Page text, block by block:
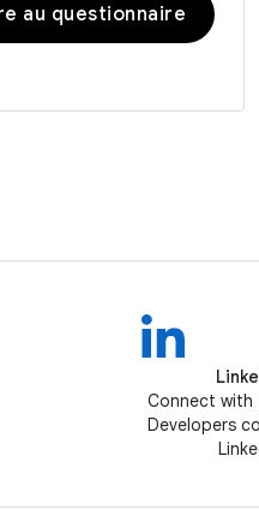
au questionnaire
Connect with
Developers